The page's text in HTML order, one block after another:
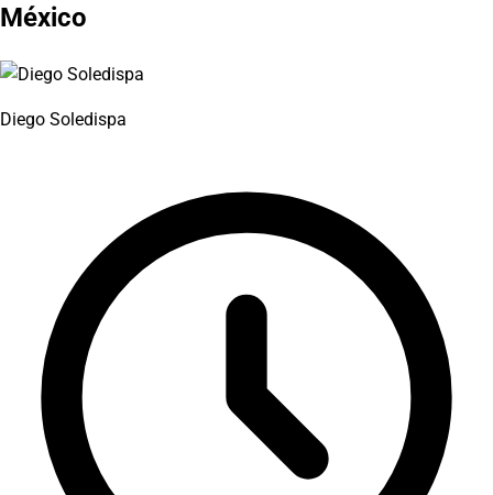
México
Diego Soledispa